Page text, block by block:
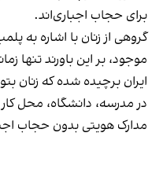
برای حجاب اجباری‌اند.
گروهی از زنان با اشاره به
موجود، بر این باورند تنها
ایران برچیده شده که زنان
در مدرسه، دانشگاه، محل
مدارک هویتی بدون حجاب